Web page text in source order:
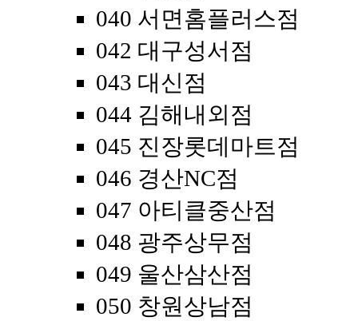
040 서면홈플러스점
042 대구성서점
043 대신점
044 김해내외점
045 진장롯데마트점
046 경산NC점
047 아티클중산점
048 광주상무점
049 울산삼산점
050 창원상남점